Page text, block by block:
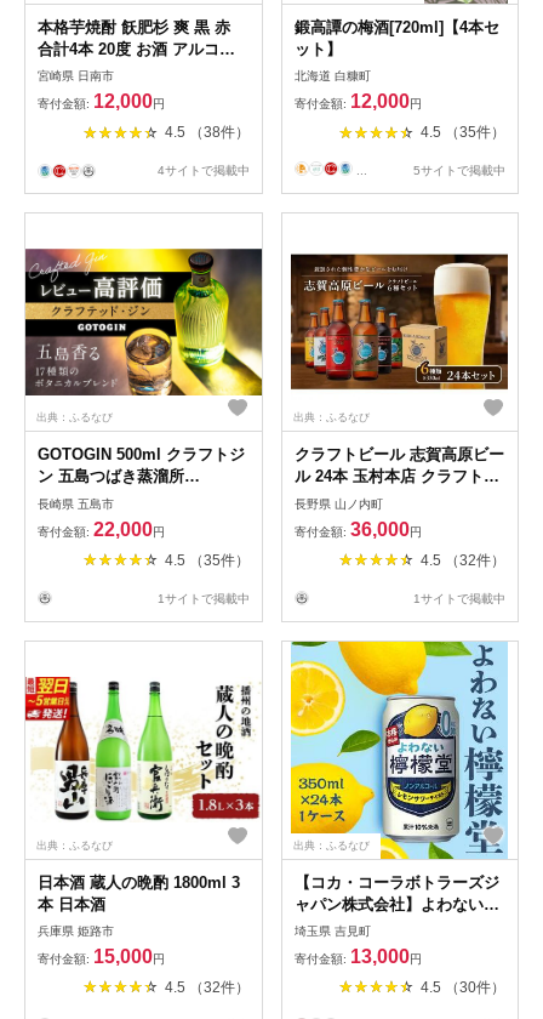
本格芋焼酎 飫肥杉 爽 黒 赤
合計4本 20度 お酒 アルコー
ル 飲料 飲み物 国産 人気 お
すすめ 井上酒造 飲み比べ 呑
み比べ 宅呑み 家呑み 晩酌 地
酒 おび杉 お取り寄せ グルメ
美 お祝い 記念日 イベント 宮
宮崎県 日南市
寄付金額: 12,000円
4.5 （38件）
4サイトで掲載中
鍛高譚の梅酒[720ml]【4本セ
ット】
北海道 白糠町
寄付金額: 12,000円
4.5 （35件）
5サイトで掲載中
出典：ふるなび
GOTOGIN 500ml クラフトジ
ン 五島つばき蒸溜所
[PEW001] クラフトジン
長崎県 五島市
寄付金額: 22,000円
4.5 （35件）
1サイトで掲載中
出典：ふるなび
クラフトビール 志賀高原ビー
ル 24本 玉村本店 クラフトビ
ール
長野県 山ノ内町
寄付金額: 36,000円
4.5 （32件）
1サイトで掲載中
出典：ふるなび
日本酒 蔵人の晩酌 1800ml 3
本 日本酒
兵庫県 姫路市
寄付金額: 15,000円
4.5 （32件）
出典：ふるなび
【コカ・コーラボトラーズジ
ャパン株式会社】よわない檸
檬堂 350ml（ 1ケース24本入
り）［ノンアルコール］
埼玉県 吉見町
寄付金額: 13,000円
4.5 （30件）